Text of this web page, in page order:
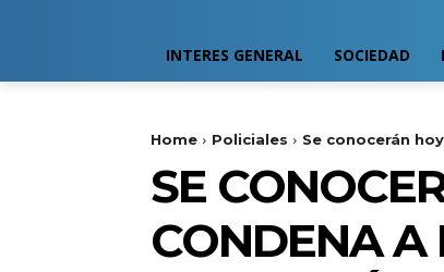
INTERES GENERAL SOCIEDAD
Home Policiales Se conocerán
SE
CONDENA A